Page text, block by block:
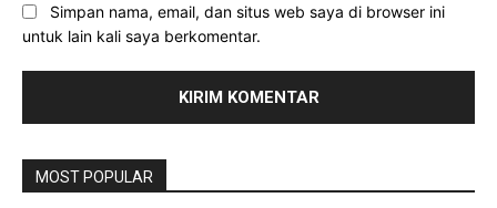
Simpan nama, email, dan situs web saya di browser ini
untuk lain kali saya berkomentar.
MOST POPULAR